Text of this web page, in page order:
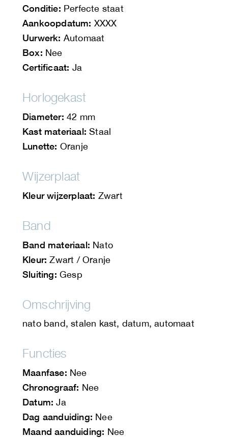
Conditie: Perfecte staat
Aankoopdatum: XXXX
Uurwerk: Automaat
Box: Nee
Certificaat: Ja
Horlogekast
Diameter: 42 mm
Kast materiaal: Staal
Lunette: Oranje
Wijzerplaat
Kleur wijzerplaat: Zwart
Band
Band materiaal: Nato
Kleur: Zwart / Oranje
Sluiting: Gesp
Omschrijving
nato band, stalen kast, datum, automaat
Functies
Maanfase: Nee
Chronograaf: Nee
Datum: Ja
Dag aanduiding: Nee
Maand aanduiding: Nee